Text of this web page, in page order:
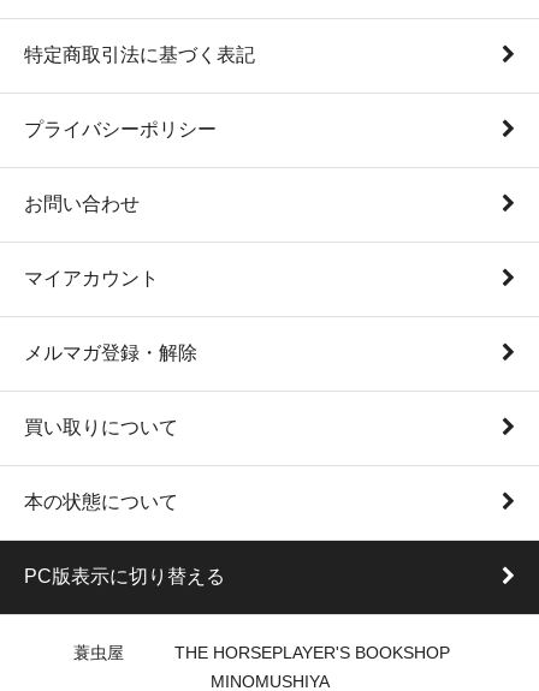
特定商取引法に基づく表記
プライバシーポリシー
お問い合わせ
マイアカウント
メルマガ登録・解除
買い取りについて
本の状態について
PC版表示に切り替える
蓑虫屋 THE HORSEPLAYER'S BOOKSHOP
MINOMUSHIYA